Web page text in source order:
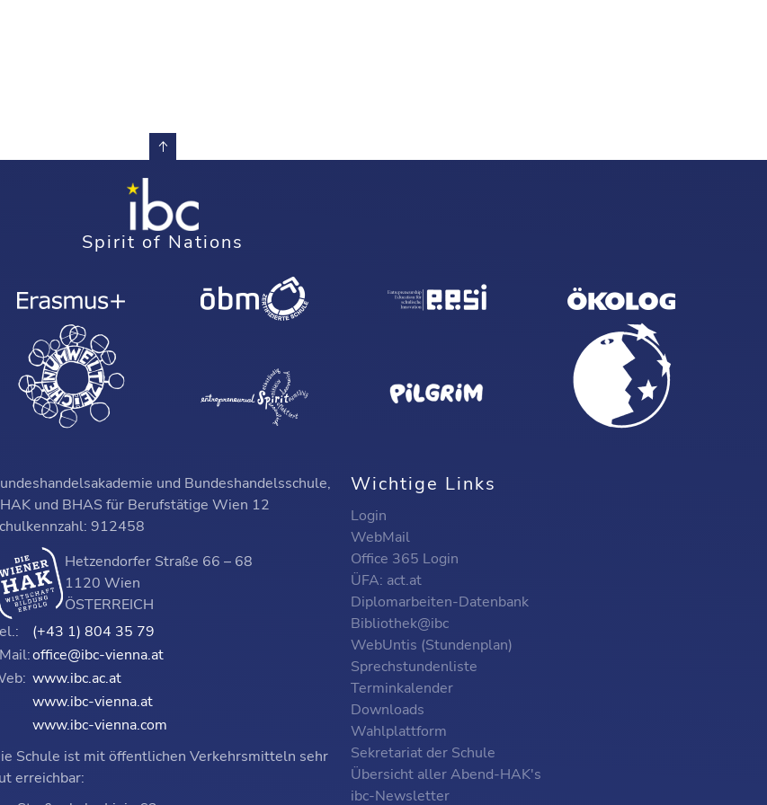
Spirit of Nations
und Bundeshandelsschule,
und BHAS für Berufstätige Wien 12
912458
Hetzendorfer Straße 66 – 68
1120 Wien
ÖSTERREICH
(+43 1) 804 35 79
office@ibc-vienna.at
www.ibc.ac.at
www.ibc-vienna.at
www.ibc-vienna.com
Schule ist mit öffentlichen Verkehrsmitteln sehr
erreichbar:
Wichtige Links
Login
WebMail
Office 365 Login
ÜFA: act.at
Diplomarbeiten-Datenbank
Bibliothek@ibc
WebUntis (Stundenplan)
Sprechstundenliste
Terminkalender
Downloads
Wahlplattform
Sekretariat der Schule
Übersicht aller Abend-HAK's
ibc-Newsletter